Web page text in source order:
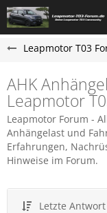
AHK
Leapmotor
Leapmotor Forum -
Anhängelast und
Erfahrungen,
Hinweise im Forum.
Letzte Antwort